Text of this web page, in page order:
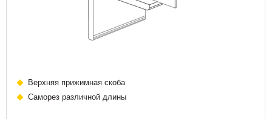
Верхняя прижимная скоба
Саморез различной длины